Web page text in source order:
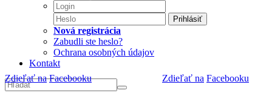
Prihlásiť
Nová registrácia
Zabudli ste heslo?
Ochrana osobných údajov
Kontakt
Zdieľať na Facebooku
Zdieľať na Facebooku